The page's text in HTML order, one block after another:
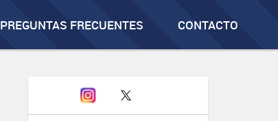
PREGUNTAS FRECUENTES CONTACTO